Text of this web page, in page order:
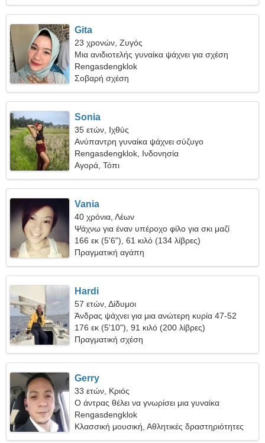
Gita
23 χρονών, Ζυγός
Μια ανιδιοτελής γυναίκα ψάχνει για σχέση
Rengasdengklok
Σοβαρή σχέση
Sonia
35 ετών, Ιχθύς
Ανύπαντρη γυναίκα ψάχνει σύζυγο
Rengasdengklok, Ινδονησία
Αγορά, Τόπι
Vania
40 χρόνια, Λέων
Ψάχνω για έναν υπέροχο φίλο για σκι μαζί
166 εκ (5'6"), 61 κιλό (134 λίβρες)
Πραγματική αγάπη
Hardi
57 ετών, Δίδυμοι
Άνδρας ψάχνει για μια ανώτερη κυρία 47-52
176 εκ (5'10"), 91 κιλό (200 λίβρες)
Πραγματική σχέση
Gerry
33 ετών, Κριός
Ο άντρας θέλει να γνωρίσει μια γυναίκα
Rengasdengklok
Κλασσική μουσική, Αθλητικές δραστηριότητες